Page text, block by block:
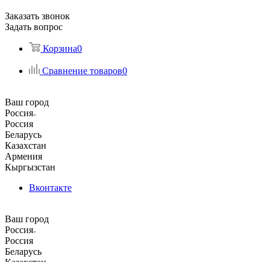
Заказать звонок
Задать вопрос
Корзина0
Сравнение товаров0
Ваш город
Россия
Россия
Беларусь
Казахстан
Армения
Кыргызстан
Вконтакте
Ваш город
Россия
Россия
Беларусь